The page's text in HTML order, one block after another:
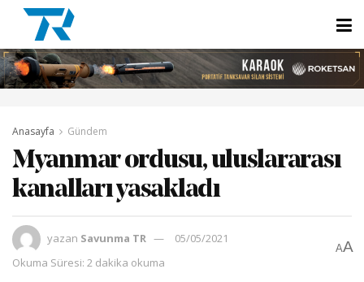
Anasayfa Gündem
Myanmar ordusu, uluslararası
kanalları yasakladı
yazan Savunma TR
05/05/2021
Okuma Süresi: 2 dakika okuma
AA